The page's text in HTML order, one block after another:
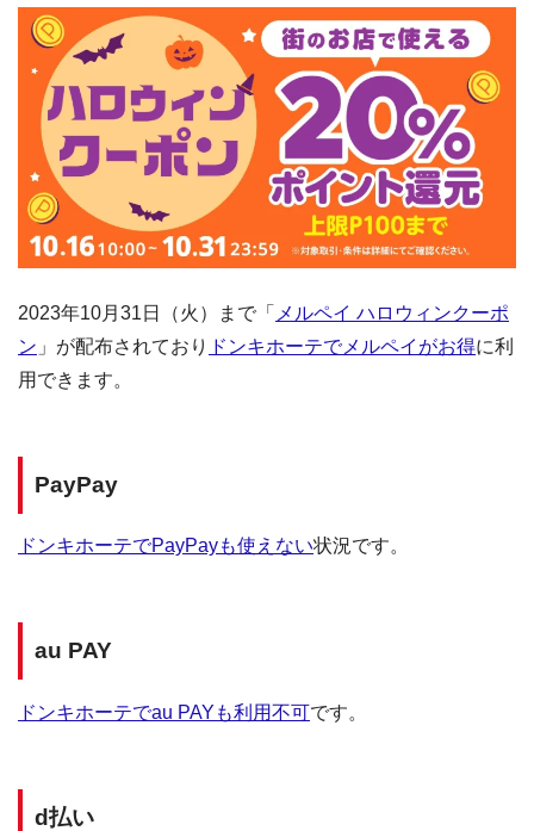
2023年10月31日（火）まで「 メルペイ ハロウィンクーポ
ン 」が配布されており ドンキホーテでメルペイがお得に利
用できます。
PayPay
ドンキホーテでPayPayも使えない状況です。
au PAY
ドンキホーテでau PAYも利用不可です。
d払い